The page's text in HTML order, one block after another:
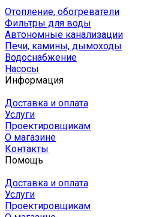
Отопление, обогреватели
Фильтры для воды
Автономные канализации
Печи, камины, дымоходы
Водоснабжение
Насосы
Информация
Доставка и оплата
Услуги
Проектировщикам
О магазине
Контакты
Помощь
Доставка и оплата
Услуги
Проектировщикам